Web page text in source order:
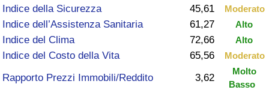
Indice della Sicurezza 45,61 Moderato
Indice dell’Assistenza Sanitaria 61,27 Alto
Indice del Clima 72,66 Alto
Indice del Costo della Vita 65,56 Moderato
Rapporto Prezzi Immobili/Reddito 3,62
Molto
Basso
Indice del Tasso di Criminalità (Corrente)
Indice della Criminalità
Indice di criminalità per paese